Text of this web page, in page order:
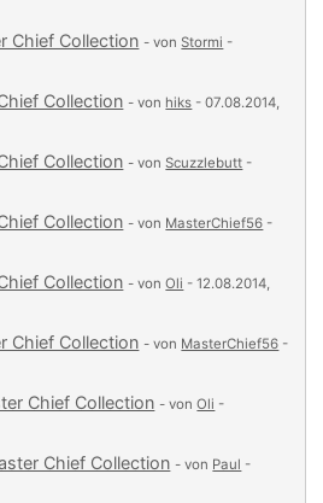
Chief Collection - vonStormi -
Collection - von hiks - 07.08.2014,
Collection - vonScuzzlebutt -
Collection - von MasterChief56 -
Collection - vonOli - 12.08.2014,
Chief Collection - von MasterChief56 -
Chief Collection - vonOli -
Chief Collection - von Paul -